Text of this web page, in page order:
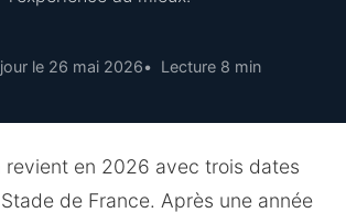
le 26 mai 2026 Lecture 8 min
revient en 2026 avec trois dates
de France. Après une année